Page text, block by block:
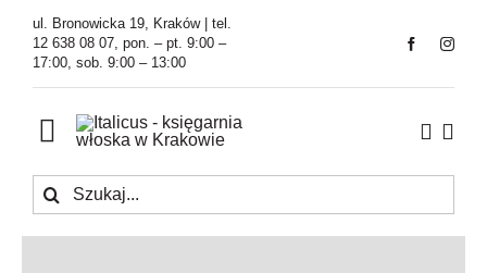
Przejdź
zawartości
ul. Bronowicka 19, Kraków | tel.
12 638 08 07, pon. – pt. 9:00 –
17:00, sob. 9:00 – 13:00
Toggle
Navigation
Księgarnia
Szukaj